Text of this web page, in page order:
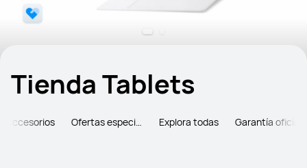
Tienda Tablets
Accesorios Ofertas especiales Explora todas Garantía oficial